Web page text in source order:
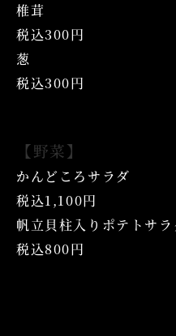
椎茸
税込300円
葱
税込300円
【野菜】
かんどころサラダ
税込1,100円
帆立貝柱入りポテトサラ
税込800円